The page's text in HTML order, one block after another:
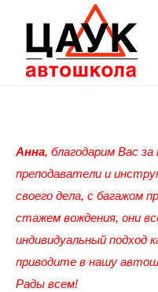
Анна, благодарим Вас
преподаватели и
своего дела, с багажом
стажем вождения, они
индивидуальный подход
приводите в нашу
Рады всем!